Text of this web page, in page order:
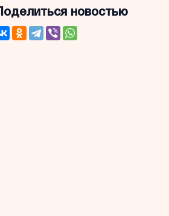
Поделиться новостью